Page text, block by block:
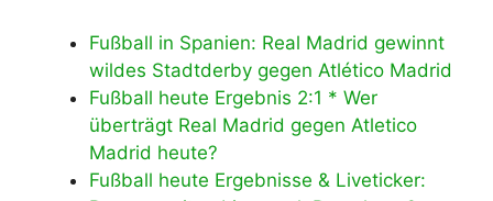
Fußball in Spanien: Real Madrid gewinnt
wildes Stadtderby gegen Atlético Madrid
Fußball heute Ergebnis 2:1 * Wer
überträgt Real Madrid gegen Atletico
Madrid heute?
Fußball heute Ergebnisse & Liveticker: